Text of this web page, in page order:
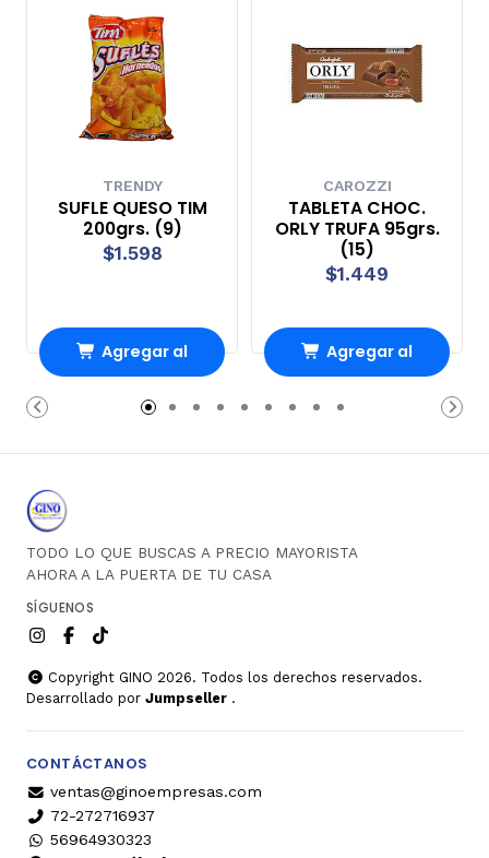
TRENDY
SUFLE QUESO TIM
200grs. (9)
$1.598
Agregar al
Carro
CAROZZI
TABLETA CHOC.
ORLY TRUFA 95grs.
(15)
$1.449
Agregar al
Carro
TODO LO QUE BUSCAS A PRECIO MAYORISTA
AHORA A LA PUERTA DE TU CASA
SÍGUENOS
Copyright GINO 2026. Todos los derechos reservados.
Desarrollado por Jumpseller .
CONTÁCTANOS
ventas@ginoempresas.com
72-272716937
56964930323